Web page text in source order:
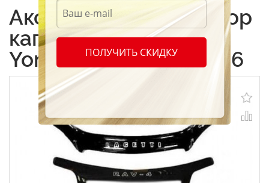
Аксессуары Дефлектор
капота SSY02 Ssang
Yong Rexton 2001-2006
ПОЛУЧИТЬ СКИДКУ